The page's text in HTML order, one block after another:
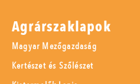
Agrárszaklapok
Magyar Mezőgazdaság
Kertészet és Szőlészet